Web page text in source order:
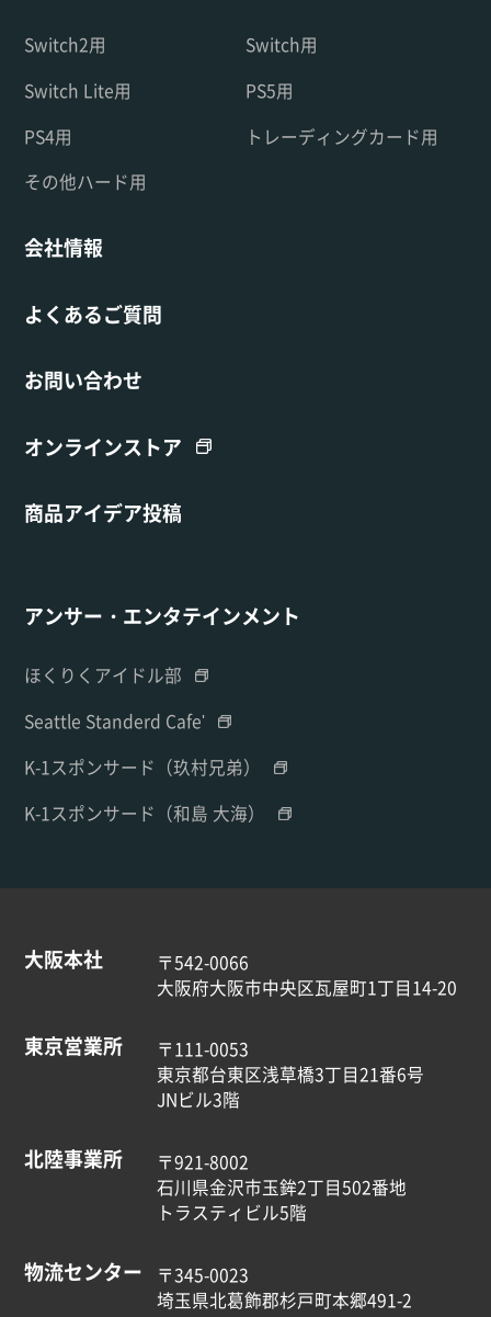
Switch2用
Switch用
Switch Lite用
PS5用
PS4用
トレーディングカード用
その他ハード用
会社情報
よくあるご質問
お問い合わせ
オンラインストア
商品アイデア投稿
アンサー・エンタテインメント
ほくりくアイドル部
Seattle Standerd Cafe'
K-1スポンサード（玖村兄弟）
K-1スポンサード（和島 大海）
大阪本社
〒542-0066
大阪府大阪市中央区瓦屋町1丁目14-20
東京営業所
〒111-0053
東京都台東区浅草橋3丁目21番6号
JNビル3階
北陸事業所
〒921-8002
石川県金沢市玉鉾2丁目502番地
トラスティビル5階
物流センター
〒345-0023
埼玉県北葛飾郡杉戸町本郷491-2